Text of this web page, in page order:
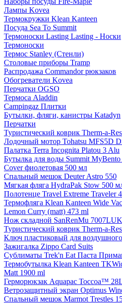
Лампы Kovea
Термокружки Klean Kanteen
Посуда Sea To Summit
Термоноски Lasting Lasting - Носки
Термоноски
Термос Stanley (Стенли)
Столовые приборы Tramp
Распродажа Commandor рюкзаков
Обогреватели Kovea
Перчатки OGSO
Термоса Aladdin
Campingaz Плитки
Бутылки, фляги, канистры Katadyn
Перчатки
Туристический коврик Therm-a-
Лодочный мотор Tohatsu MFS5D
Палатка Terra Incognita Platou 3 Alu
Бутылка для воды Summit
Cover фиолетовая 500 мл
Спальный мешок Deuter Astro 550
Мягкая фляга HydraPak Stow 500
Полотенце Travel Extreme Traveler
Термофляга Klean Kanteen Wide
Lemon Curry (matt) 473 ml
Нож складной SanRenMu
Туристический коврик Therm-a-
Ключ пластиковый для
Зажигалка Zippo Card Suits
Сублиматы Trek'n Eat Паста
Термобутылка Klean Kanteen
Matt 1900 ml
Герморюкзак Aquapac Toccoa™
Ветрозащитный экран Optimus
Спальный мешок Marmot Trestles